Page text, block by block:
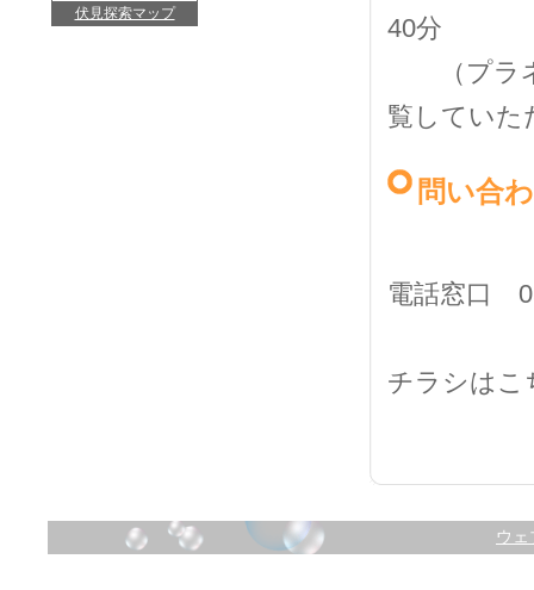
40分
（プラネ
覧していた
問い合
電話窓口
チラシはこ
伏見探索マップ
ウ